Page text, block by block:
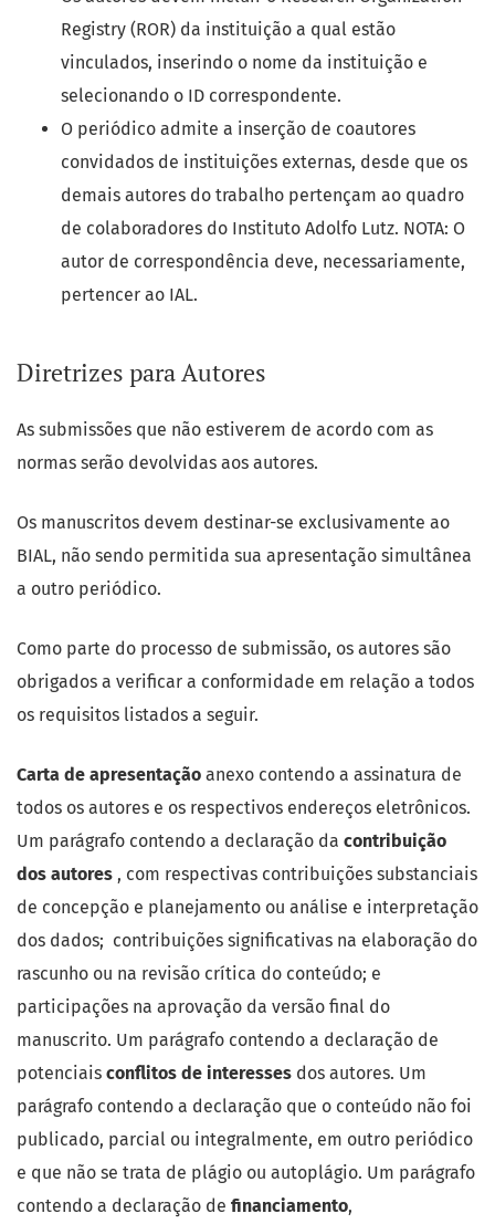
Registry (ROR) da instituição a qual estão
vinculados, inserindo o nome da instituição e
selecionando o ID correspondente.
O periódico admite a inserção de coautores
convidados de instituições externas, desde que os
demais autores do trabalho pertençam ao quadro
de colaboradores do Instituto Adolfo Lutz. NOTA: O
autor de correspondência deve, necessariamente,
pertencer ao IAL.
Diretrizes para Autores
As submissões que não estiverem de acordo com as
normas serão devolvidas aos autores.
Os manuscritos devem destinar-se exclusivamente ao
BIAL, não sendo permitida sua apresentação simultânea
a outro periódico.
Como parte do processo de submissão, os autores são
obrigados a verificar a conformidade em relação a todos
os requisitos listados a seguir.
Carta de apresentação anexo contendo a assinatura de
todos os autores e os respectivos endereços eletrônicos.
Um parágrafo contendo a declaração da contribuição
dos autores , com respectivas contribuições substanciais
de concepção e planejamento ou análise e interpretação
dos dados; contribuições significativas na elaboração do
rascunho ou na revisão crítica do conteúdo; e
participações na aprovação da versão final do
manuscrito. Um parágrafo contendo a declaração de
potenciais conflitos de interesses dos autores. Um
parágrafo contendo a declaração que o conteúdo não foi
publicado, parcial ou integralmente, em outro periódico
e que não se trata de plágio ou autoplágio. Um parágrafo
contendo a declaração de financiamento,